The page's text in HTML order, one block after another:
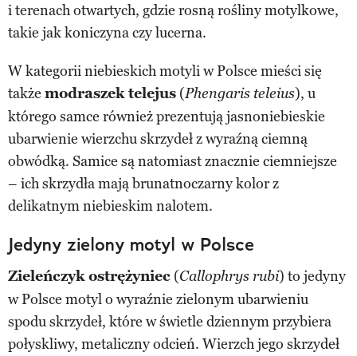
i terenach otwartych, gdzie rosną rośliny motylkowe,
takie jak koniczyna czy lucerna.
W kategorii niebieskich motyli w Polsce mieści się
także modraszek telejus (Phengaris teleius), u
którego samce również prezentują jasnoniebieskie
ubarwienie wierzchu skrzydeł z wyraźną ciemną
obwódką. Samice są natomiast znacznie ciemniejsze
– ich skrzydła mają brunatnoczarny kolor z
delikatnym niebieskim nalotem.
Jedyny zielony motyl w Polsce
Zieleńczyk ostrężyniec (Callophrys rubi) to jedyny
w Polsce motyl o wyraźnie zielonym ubarwieniu
spodu skrzydeł, które w świetle dziennym przybiera
połyskliwy, metaliczny odcień. Wierzch jego skrzydeł